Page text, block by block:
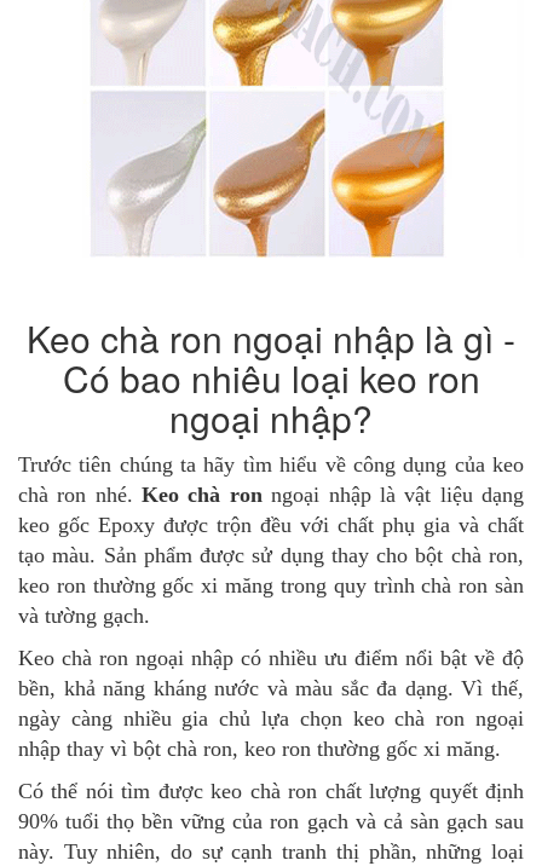
Keo chà ron ngoại nhập là gì -
Có bao nhiêu loại keo ron
ngoại nhập?
Trước tiên chúng ta hãy tìm hiểu về công dụng của keo
chà ron nhé.Keo chà ronngoại nhập là vật liệu dạng
keo gốc Epoxy được trộn đều với chất phụ gia và chất
tạo màu. Sản phẩm được sử dụng thay cho bột chà ron,
keo ron thường gốc xi măng trong quy trình chà ron sàn
và tường gạch.
Keo chà ron ngoại nhập có nhiều ưu điểm nổi bật về độ
bền, khả năng kháng nước và màu sắc đa dạng. Vì thế,
ngày càng nhiều gia chủ lựa chọn keo chà ron ngoại
nhập thay vì bột chà ron, keo ron thường gốc xi măng.
Có thể nói tìm được keo chà ron chất lượng quyết định
90% tuổi thọ bền vững của ron gạch và cả sàn gạch sau
này. Tuy nhiên, do sự cạnh tranh thị phần, những loại